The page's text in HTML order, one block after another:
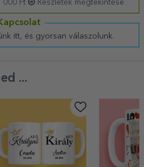
Ft Részletek megtekintése
itt, és gyorsan válaszolunk.
...